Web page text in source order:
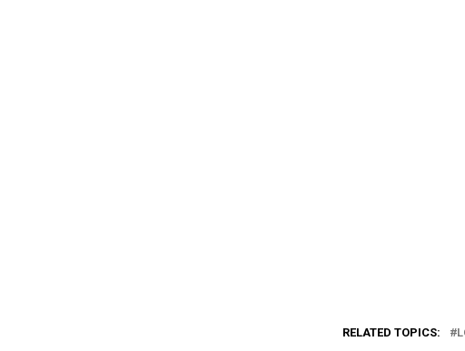
RELATED TOPICS: